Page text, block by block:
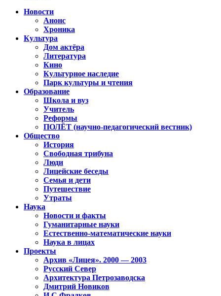
Новости
Анонс
Хроника
Культура
Дом актёра
Литература
Кино
Культурное наследие
Парк культуры и чтения
Образование
Школа и вуз
Учитель
Реформы
ПОЛЁТ (научно-педагогический вестник)
Общество
История
Свободная трибуна
Люди
Лицейские беседы
Семья и дети
Путешествие
Утраты
Наука
Новости и факты
Гуманитарные науки
Естественно-математические науки
Наука в лицах
Проекты
Архив «Лицея». 2000 — 2003
Русский Север
Архитектура Петрозаводска
Дмитрий Новиков